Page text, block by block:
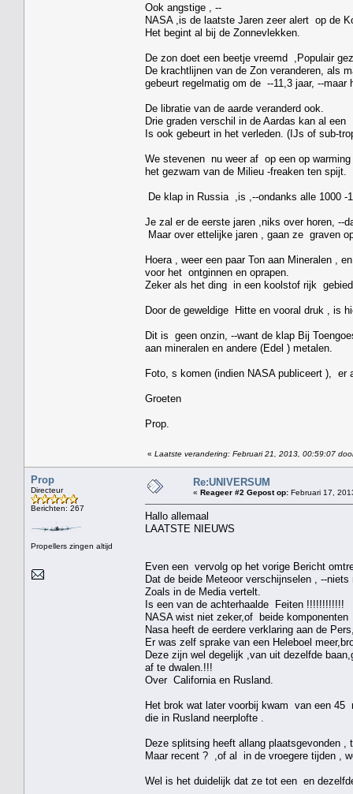
Ook angstige , --
NASA ,is de laatste Jaren zeer alert op de
Het begint al bij de Zonnevlekken.
De zon doet een beetje vreemd ,Populair
De krachtlijnen van de Zon veranderen, als
gebeurt regelmatig om de --11,3 jaar, --
De libratie van de aarde veranderd ook.
Drie graden verschil in de Aardas kan al
Is ook gebeurt in het verleden. (IJs of sub-
We stevenen nu weer af op een op
het gezwam van de Milieu -freaken ten spijt.
De klap in Russia ,is ,--ondanks alle 1000 -
Je zal er de eerste jaren ,niks over horen, --
Maar over ettelijke jaren , gaan ze graven
Hoera , weer een paar Ton aan Mineralen ,
voor het ontginnen en oprapen.
Zeker als het ding in een koolstof rijk
Door de geweldige Hitte en vooral druk , is
Dit is geen onzin, --want de klap Bij
aan mineralen en andere (Edel ) metalen.
Foto, s komen (indien NASA publiceert ), er
Groeten
Prop.
« Laatste verandering: Februari 21, 2013, 00:59:07
Prop
Directeur
Berichten: 267
Propellers zingen altijd
Re:UNIVERSUM
« Reageer #2 Gepost op: Februari 17,
Hallo allemaal
LAATSTE NIEUWS
Even een vervolg op het vorige Bericht
Dat de beide Meteoor verschijnselen , --
Zoals in de Media vertelt.
Is een van de achterhaalde Feiten !!!!!!!!!!!!
NASA wist niet zeker,of beide
Nasa heeft de eerdere verklaring aan de
Er was zelf sprake van een Heleboel
Deze zijn wel degelijk ,van uit dezelfde
af te dwalen.!!!
Over California en Rusland.
Het brok wat later voorbij kwam van een 45
die in Rusland neerplofte .
Deze splitsing heeft allang plaatsgevonden
Maar recent ? ,of al in de vroegere tijden ,
Wel is het duidelijk dat ze tot een en